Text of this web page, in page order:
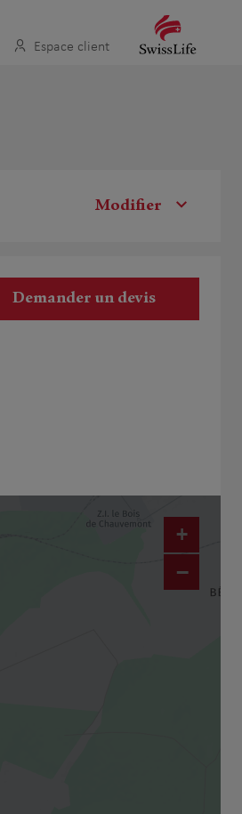
Espace client
Modifier
Demander un devis
+
−